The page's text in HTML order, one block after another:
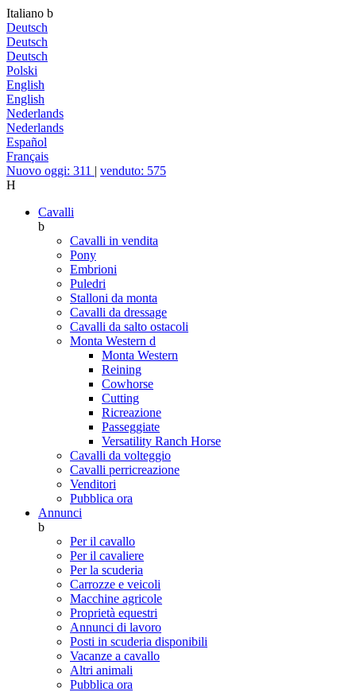
Italiano b
Deutsch
Deutsch
Deutsch
Polski
English
English
Nederlands
Nederlands
Español
Français
Nuovo oggi: 311 | venduto: 575
H
Cavalli
b
Cavalli in vendita
Pony
Embrioni
Puledri
Stalloni da monta
Cavalli da dressage
Cavalli da salto ostacoli
Monta Western d
Monta Western
Reining
Cowhorse
Cutting
Ricreazione
Passeggiate
Versatility Ranch Horse
Cavalli da volteggio
Cavalli perricreazione
Venditori
Pubblica ora
Annunci
b
Per il cavallo
Per il cavaliere
Per la scuderia
Carrozze e veicoli
Macchine agricole
Proprietà equestri
Annunci di lavoro
Posti in scuderia disponibili
Vacanze a cavallo
Altri animali
Pubblica ora